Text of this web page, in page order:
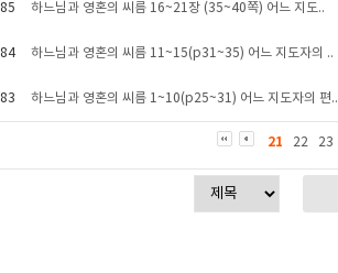
하느님과 영혼의 씨름 16~21장 (35~40쪽) 어느 지도..
하느님과 영혼의 씨름 11~15(p31~35) 어느 지도자의 ..
하느님과 영혼의 씨름 1~10(p25~31) 어느 지도자의 편..
21 22 23